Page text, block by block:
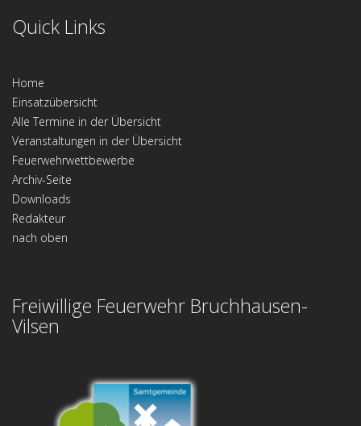
Quick Links
Home
Einsatzübersicht
Alle Termine in der Übersicht
Veranstaltungen in der Übersicht
Feuerwehrwettbewerbe
Archiv-Seite
Downloads
Redakteur
nach oben
Freiwillige Feuerwehr Bruchhausen-
Vilsen